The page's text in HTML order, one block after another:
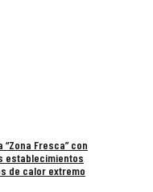
Fresca” con
establecimientos
de calor extremo